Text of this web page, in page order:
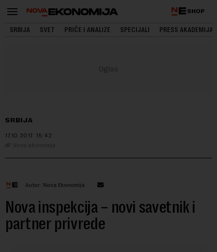
SHOP
SRBIJA SVET PRIČE I ANALIZE SPECIJALI PRESS AKADEMIJA
SRBIJA
17.10.2017. 15:42
Nova ekonomija
Autor: Nova Ekonomija
Nova inspekcija – novi savetnik i
partner privrede